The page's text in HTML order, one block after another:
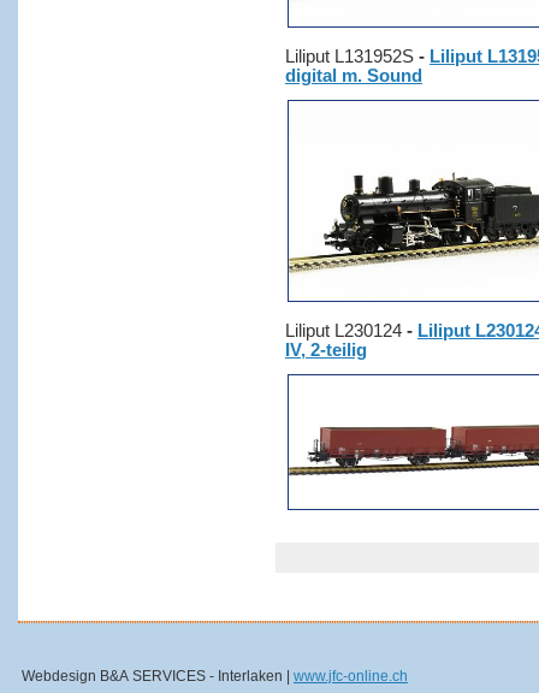
Liliput L131952S - Liliput
digital m. Sound
Liliput L230124 - Liliput
IV, 2-teilig
Webdesign B&A SERVICES - Interlaken | www.jfc-online.ch